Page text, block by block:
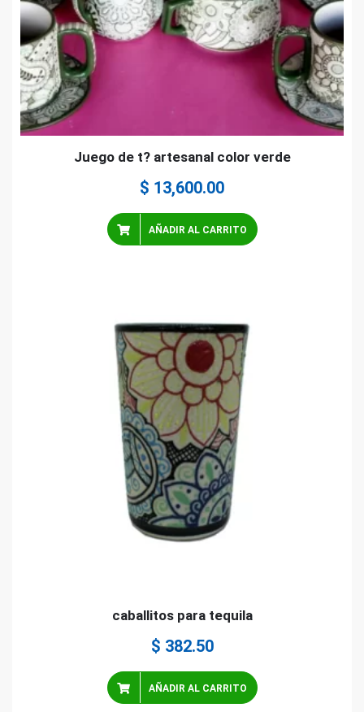
Juego de t? artesanal color verde
$ 13,600.00
AÑADIR AL CARRITO
caballitos para tequila
$ 382.50
AÑADIR AL CARRITO